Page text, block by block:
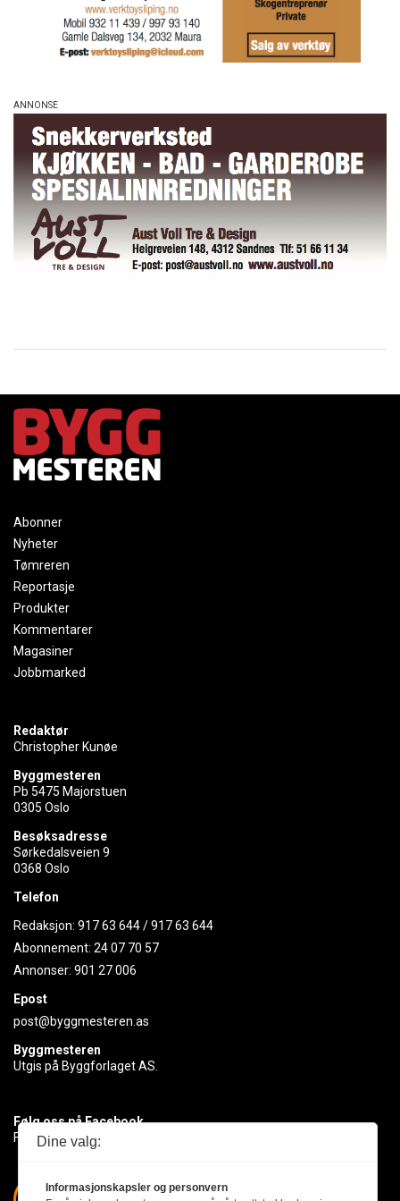
Abonner
Nyheter
Tømreren
Reportasje
Produkter
Kommentarer
Magasiner
Jobbmarked
Redaktør
Christopher Kunøe
Byggmesteren
Pb 5475 Majorstuen
0305 Oslo
Besøksadresse
Sørkedalsveien 9
0368 Oslo
Telefon
Redaksjon: 917 63 644/917 63 644
Abonnement: 24 07 70 57
Annonser: 901 27 006
Epost
post@byggmesteren.as
Byggmesteren
Utgis på Byggforlaget AS.
Følg oss på Facebook
Få med deg det siste innen byggebransjen
Dine valg:
Informasjonskapsler og personvern